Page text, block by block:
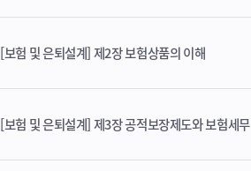
[보험 및 은퇴설계] 제2장 보험상품의 이해
[보험 및 은퇴설계] 제3장 공적보장제도와 보험세무